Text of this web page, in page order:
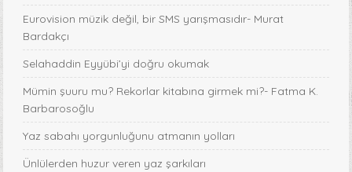
Eurovision müzik değil, bir SMS yarışmasıdır- Murat
Bardakçı
Selahaddin Eyyübi’yi doğru okumak
Mümin şuuru mu? Rekorlar kitabına girmek mi?- Fatma K.
Barbarosoğlu
Yaz sabahı yorgunluğunu atmanın yolları
Ünlülerden huzur veren yaz şarkıları